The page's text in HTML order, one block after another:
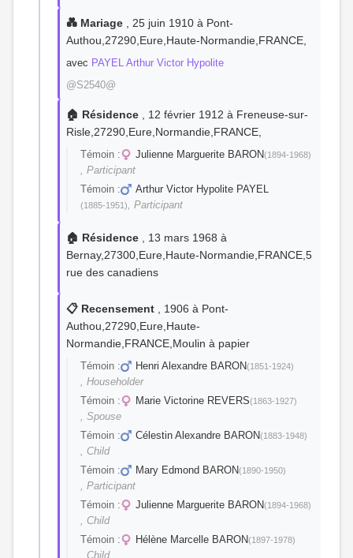
💑 Mariage , 25 juin 1910 à Pont-
Authou,27290,Eure,Haute-Normandie,FRANCE,
avec PAYEL Arthur Victor Hypolite
@S2540@
🏠 Résidence , 12 février 1912 à Freneuse-sur-
Risle,27290,Eure,Normandie,FRANCE,
Témoin : Julienne Marguerite BARON(1894-1968)
, Participant
Témoin :
Arthur Victor Hypolite PAYEL
(1885-1951), Participant
🏠 Résidence , 13 mars 1968 à
Bernay,27300,Eure,Haute-Normandie,FRANCE,5
rue des canadiens
📋 Recensement , 1906 à Pont-
Authou,27290,Eure,Haute-
Normandie,FRANCE,Moulin à papier
Témoin : Henri Alexandre BARON(1851-1924)
, Householder
Témoin :
Marie Victorine REVERS(1863-1927)
, Spouse
Témoin :
Célestin Alexandre BARON(1883-1948)
, Child
Témoin :
Mary Edmond BARON(1890-1950)
, Participant
Témoin :
Julienne Marguerite BARON(1894-1968)
, Child
Témoin :
Hélène Marcelle BARON(1897-1978)
, Child